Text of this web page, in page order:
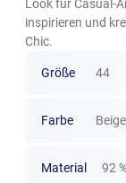
Look für Casual-
inspirieren und
Chic.
Größe 44
Farbe Beige
Material 92